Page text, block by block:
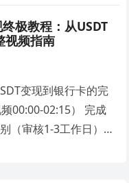
极教程：从USDT
视频指南
变现到银行卡的完
00:00-02:15） 完成
（审核1-3工作日）立